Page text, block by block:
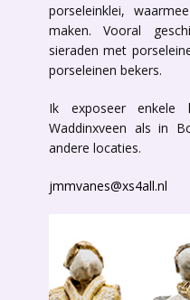
porseleinklei,
maken. Vooral
sieraden met
porseleinen bekers.
Ik exposeer
Waddinxveen als in
andere locaties.
jmmvanes@xs4all.nl